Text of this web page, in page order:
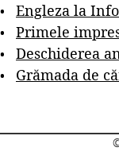
Engleza la
Primele
Deschiderea
Grămada de